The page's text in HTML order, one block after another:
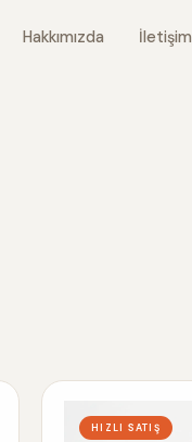
Hakkımızda İletişim
HIZLI SATIŞ